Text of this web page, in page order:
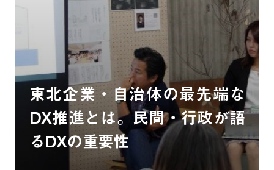
東北企業・自治体の最先端な
DX推進とは。民間・行政が語
るDXの重要性